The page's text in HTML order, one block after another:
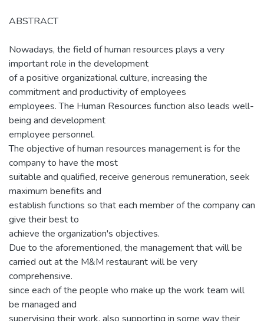
ABSTRACT
Nowadays, the field of human resources plays a very
important role in the development
of a positive organizational culture, increasing the
commitment and productivity of employees
employees. The Human Resources function also leads well-
being and development
employee personnel.
The objective of human resources management is for the
company to have the most
suitable and qualified, receive generous remuneration, seek
maximum benefits and
establish functions so that each member of the company can
give their best to
achieve the organization's objectives.
Due to the aforementioned, the management that will be
carried out at the M&M restaurant will be very
comprehensive.
since each of the people who make up the work team will
be managed and